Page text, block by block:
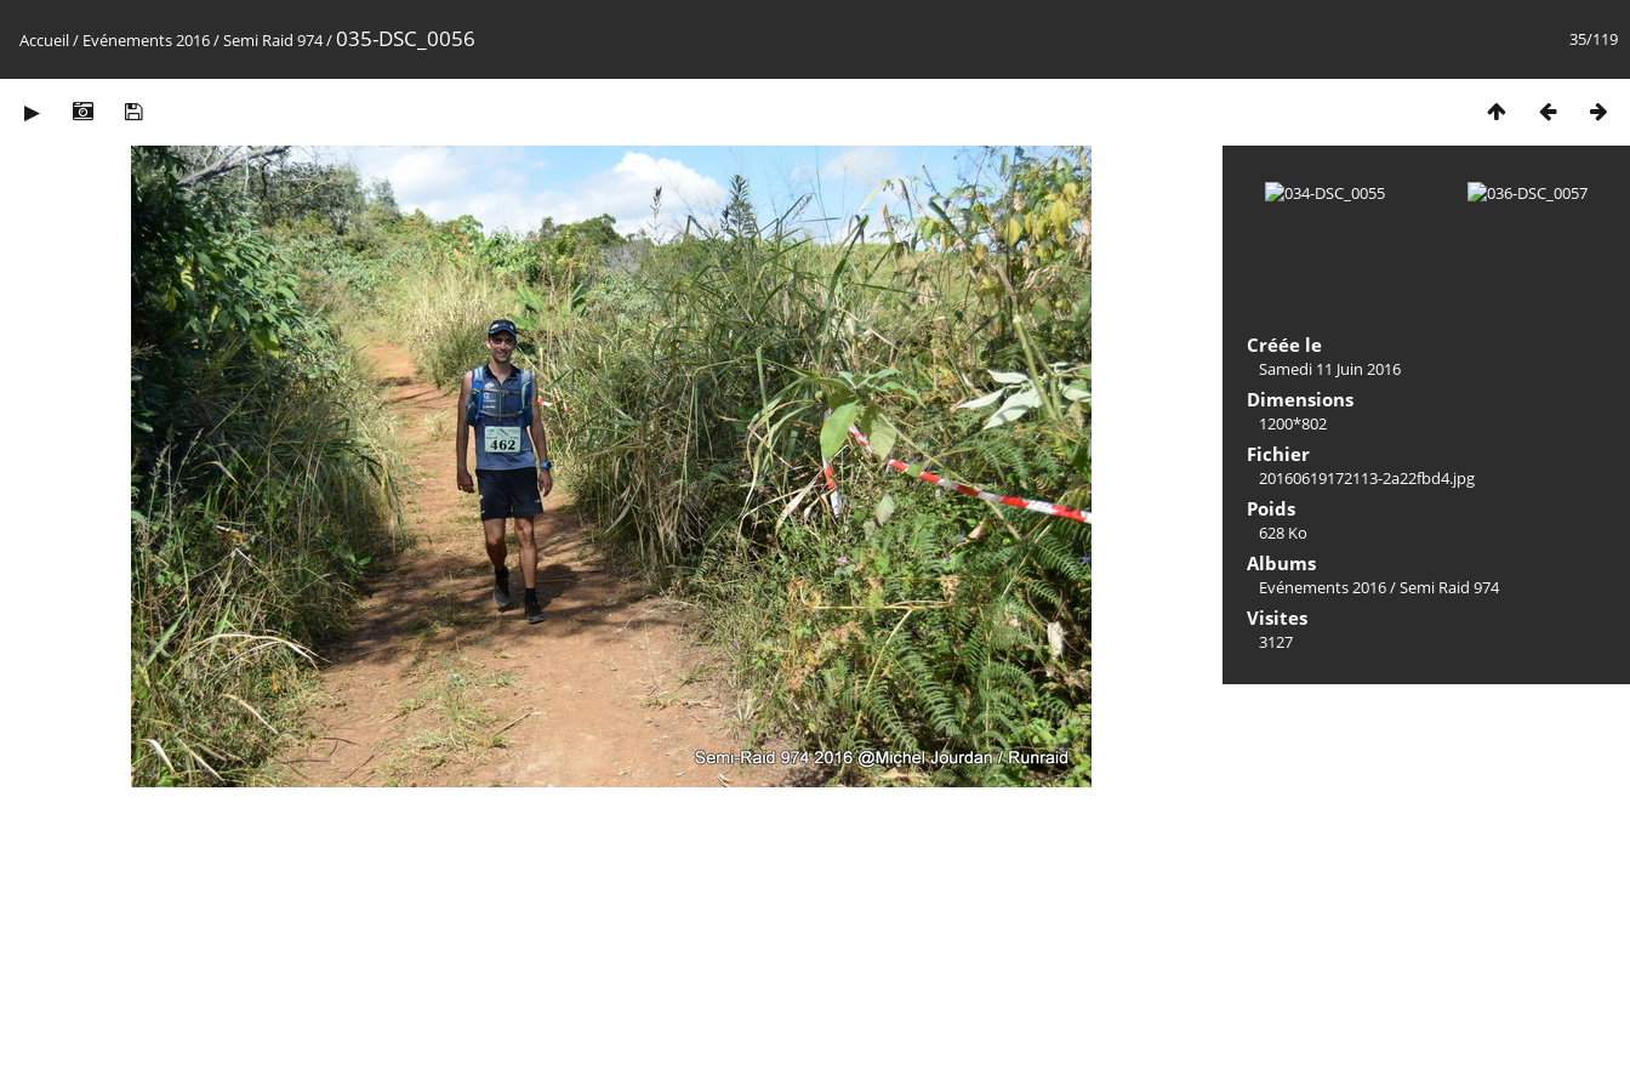
35/119
Accueil/ Evénements 2016/Semi Raid 974/035-DSC_0056
Créée le
Samedi 11 Juin 2016
Dimensions
1200*802
Fichier
20160619172113-2a22fbd4.jpg
Poids
628 Ko
Albums
Evénements 2016/Semi Raid 974
Visites
3127